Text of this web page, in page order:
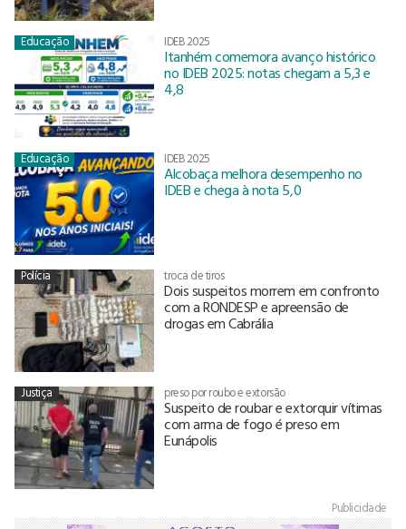
Educação IDEB 2025
Itanhém comemora avanço histórico
no IDEB 2025: notas chegam a 5,3 e
4,8
Educação IDEB 2025
Alcobaça melhora desempenho no
IDEB e chega à nota 5,0
Polícia troca de tiros
Dois suspeitos morrem em confronto
com a RONDESP e apreensão de
drogas em Cabrália
Justiça preso por roubo e extorsão
Suspeito de roubar e extorquir vítimas
com arma de fogo é preso em
Eunápolis
Publicidade